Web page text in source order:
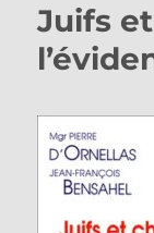
Juifs